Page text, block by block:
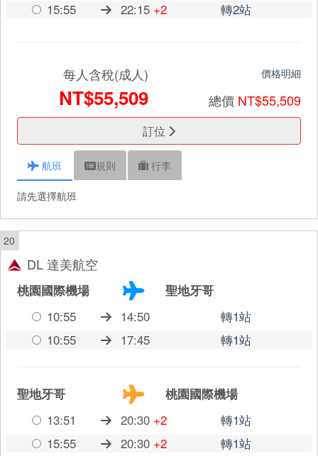
15:55
22:15 +2 轉2站
每人含稅(成人)
NT$55,509
價格明細
總價 NT$55,509
訂位
航班 規則 行李
請先選擇航班
20
DL 達美航空
桃園國際機場
聖地牙哥
10:55
14:50
轉1站
10:55
17:45 轉1站
聖地牙哥
桃園國際機場
13:51
20:30 +2
轉1站
15:55
20:30 +2 轉1站